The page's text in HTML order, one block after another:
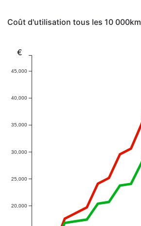
Coût d'utilisation tous les 10 000km
20,000
25,000
30,000
35,000
40,000
45,000
€